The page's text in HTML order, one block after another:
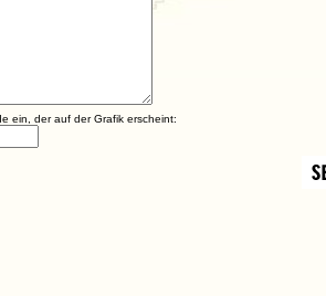
ein, der auf der Grafik erscheint: